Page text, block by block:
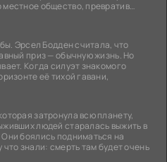
местное общество, превратив
Эрсел Бодден считала, что
приз — обычную жизнь. Но
Когда силуэт знакомого
её тихой гавани,
затронула всю планету,
людей старалась выжить в
боялись подниматься на
что знали: смерть там будет очень